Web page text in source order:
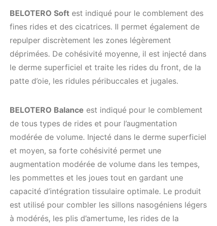
BELOTERO Soft est indiqué pour le comblement des
fines rides et des cicatrices. Il permet également de
repulper discrètement les zones légèrement
déprimées. De cohésivité moyenne, il est injecté dans
le derme superficiel et traite les rides du front, de la
patte d’oie, les ridules péribuccales et jugales.
BELOTERO Balance est indiqué pour le comblement
de tous types de rides et pour l’augmentation
modérée de volume. Injecté dans le derme superficiel
et moyen, sa forte cohésivité permet une
augmentation modérée de volume dans les tempes,
les pommettes et les joues tout en gardant une
capacité d’intégration tissulaire optimale. Le produit
est utilisé pour combler les sillons nasogéniens légers
à modérés, les plis d’amertume, les rides de la